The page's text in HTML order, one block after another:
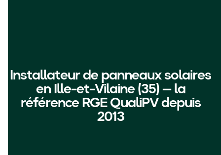
Installateur de panneaux solaires
en Ille-et-Vilaine (35) — la
référence RGE QualiPV depuis
2013